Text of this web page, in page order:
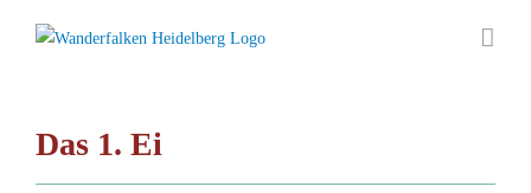
Inhalt
Das 1. Ei